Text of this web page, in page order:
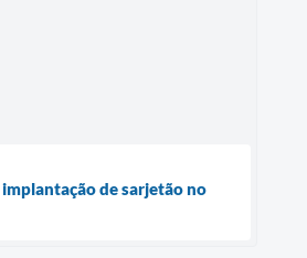
de sarjetão no